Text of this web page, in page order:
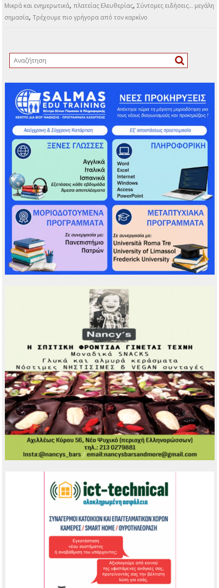
Μικρά και ενημερωτικά,πλατείας Ελευθερίας,Σύντομες ειδήσεις… μεγάλη
σημασία,Τρέχουμε πιο γρήγορα από τον καρκίνο